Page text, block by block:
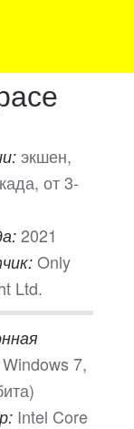
экшен,
от 3-
2021
Only
Ltd.
Windows 7,
Intel Core